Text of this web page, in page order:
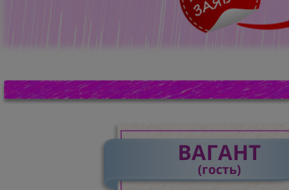
ВАГАНТ
(гость)